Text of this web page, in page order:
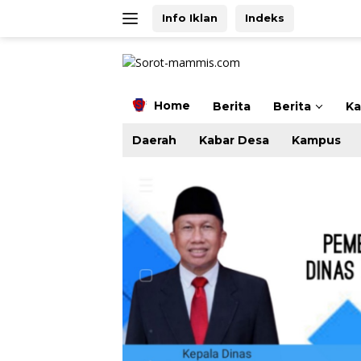
Info Iklan Indeks
Home Berita Berita
Daerah Kabar Desa Kampus